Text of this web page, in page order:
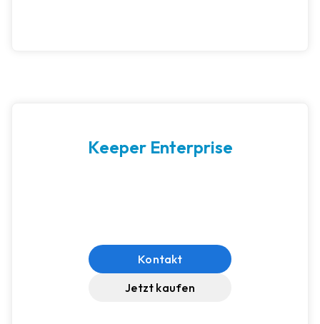
Keeper Enterprise
Kontakt
Jetzt kaufen